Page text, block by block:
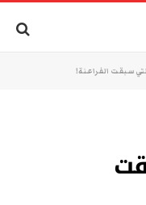
سبقت الفراعنة!